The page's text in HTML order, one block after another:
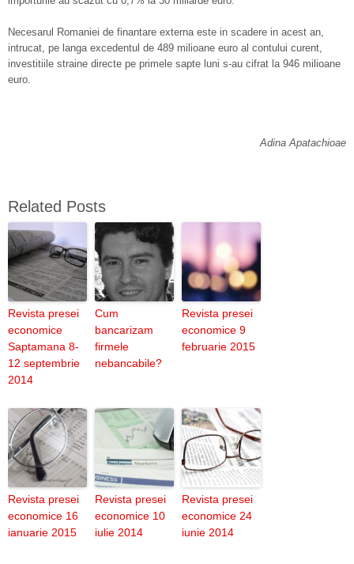
Necesarul Romaniei de finantare externa este in scadere in acest an,
intrucat, pe langa excedentul de 489 milioane euro al contului curent,
investitiile straine directe pe primele sapte luni s-au cifrat la 946 milioane
euro.
Adina Apatachioae
Related Posts
Revista presei
economice
Saptamana 8-
12 septembrie
2014
Cum
bancarizam
firmele
nebancabile?
Revista presei
economice 9
februarie 2015
Revista presei
economice 16
ianuarie 2015
Revista presei
economice 10
iulie 2014
Revista presei
economice 24
iunie 2014